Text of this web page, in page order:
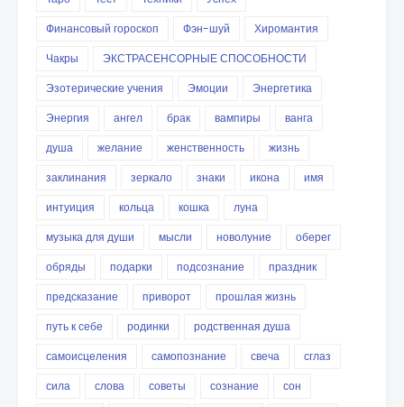
Финансовый гороскоп
Фэн-шуй
Хиромантия
Чакры
ЭКСТРАСЕНСОРНЫЕ СПОСОБНОСТИ
Эзотерические учения
Эмоции
Энергетика
Энергия
ангел брак вампиры
ванга
душа
желание женственность
жизнь
заклинания
зеркало знаки икона
имя
интуиция
кольца кошка
луна
музыка для души
мысли новолуние
оберег
обряды
подарки подсознание
праздник
предсказание
приворот
прошлая жизнь
путь к себе
родинки
родственная душа
самоисцеления
самопознание свеча
сглаз
сила
слова советы сознание
сон